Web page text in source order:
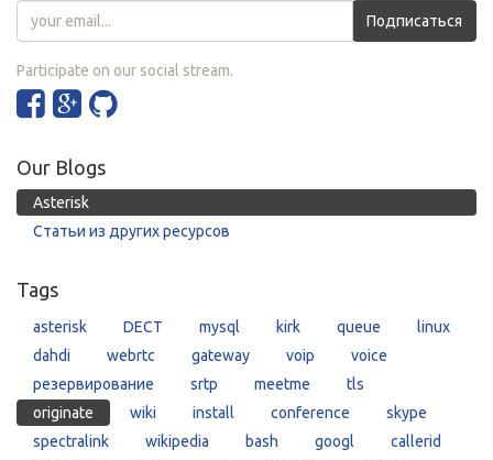
Подписаться
Participate on our social stream.
Our Blogs
Asterisk
Статьи из других ресурсов
Tags
asterisk DECT mysql kirk queue
linux
dahdi
webrtc gateway voip
voice
резервирование
srtp meetme
tls
originate
wiki install conference
skype
spectralink
wikipedia bash googl
callerid